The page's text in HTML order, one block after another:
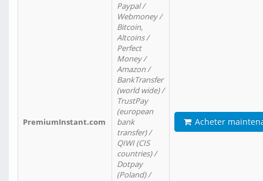
PremiumInstant.com
Paypal /
Webmoney /
Bitcoin,
Altcoins /
Perfect
Money /
Amazon /
BankTransfer
(world wide) /
TrustPay
(european
bank
transfer) /
QIWI (CIS
countries) /
Dotpay
(Poland) /
Acheter